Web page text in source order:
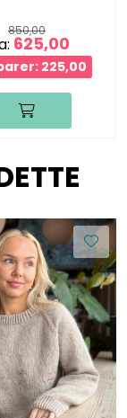
850,00
625,00
225,00